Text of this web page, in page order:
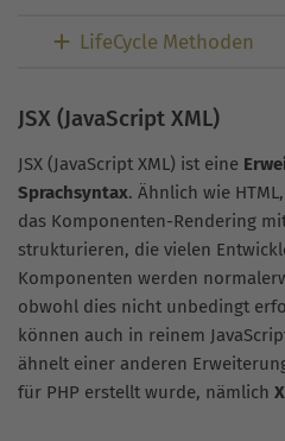
LifeCycle Methoden
JSX (JavaScript XML)
JSX (JavaScript XML) ist eine
Sprachsyntax. Ähnlich wie
das Komponenten-Rendering
strukturieren, die vielen
Komponenten werden
obwohl dies nicht unbedingt
können auch in reinem
ähnelt einer anderen
für PHP erstellt wurde, nämlich